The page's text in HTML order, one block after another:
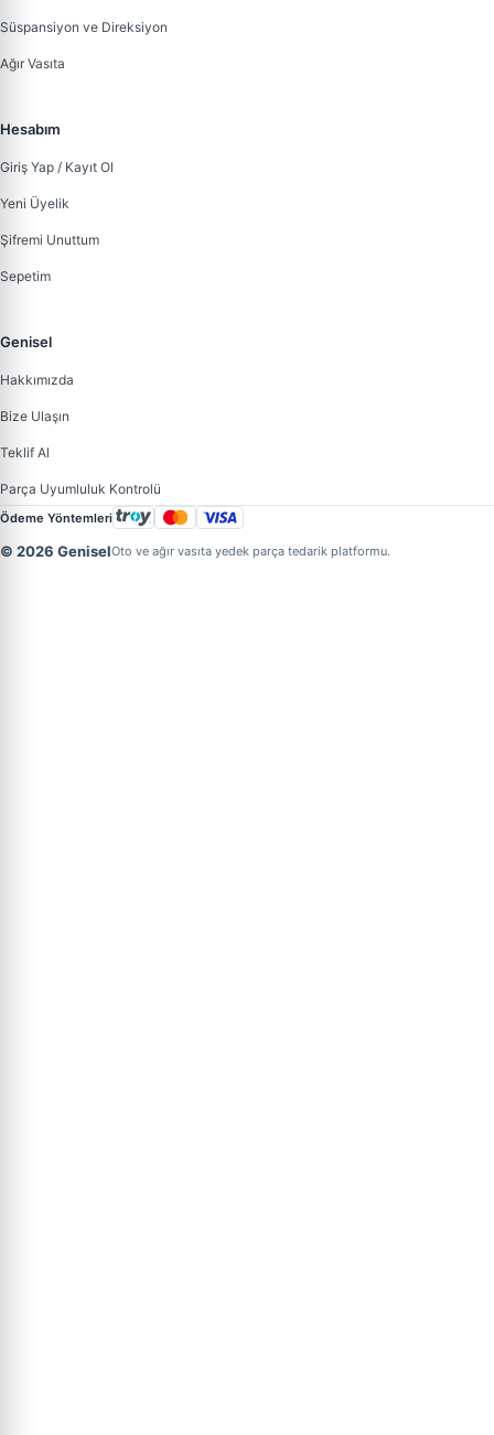
Süspansiyon ve Direksiyon
Ağır Vasıta
Hesabım
Giriş Yap / Kayıt Ol
Yeni Üyelik
Şifremi Unuttum
Sepetim
Genisel
Hakkımızda
Bize Ulaşın
Teklif Al
Parça Uyumluluk Kontrolü
Ödeme Yöntemleri
© 2026 GeniselOto ve ağır vasıta yedek parça tedarik platformu.